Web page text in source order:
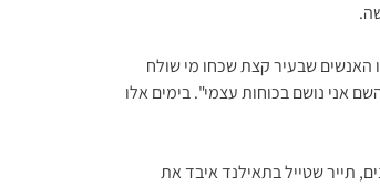
שבעיר קצת שכחו מי שולח
אני נושם בכוחות עצמי". בימים אלו
תייר שטייל בתאילנד איבד את